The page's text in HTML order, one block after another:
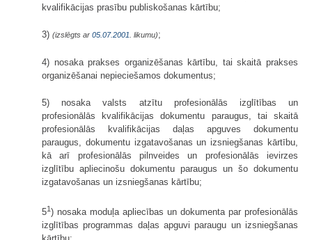
kvalifikācijas prasību publiskošanas kārtību;
3) (izslēgts ar 05.07.2001 . likumu);
4) nosaka prakses organizēšanas kārtību, tai skaitā prakses
organizēšanai nepieciešamos dokumentus;
5) nosaka valsts atzītu profesionālās izglītības un
profesionālās kvalifikācijas dokumentu paraugus, tai skaitā
profesionālās kvalifikācijas daļas apguves dokumentu
paraugus, dokumentu izgatavošanas un izsniegšanas kārtību,
kā arī profesionālās pilnveides un profesionālās ievirzes
izglītību apliecinošu dokumentu paraugus un šo dokumentu
izgatavošanas un izsniegšanas kārtību;
51) nosaka moduļa apliecības un dokumenta par profesionālās
izglītības programmas daļas apguvi paraugu un izsniegšanas